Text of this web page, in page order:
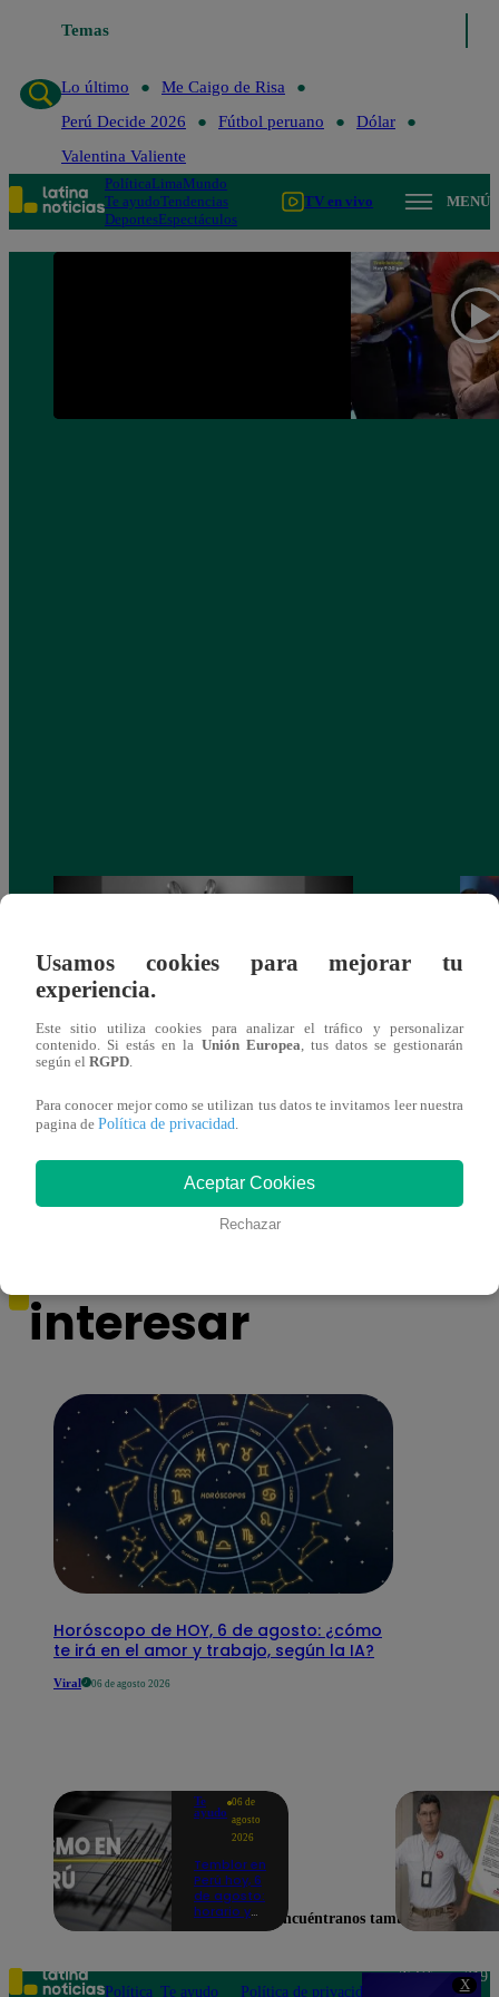
X
Temas
Lo último
Lo último
Me Caigo de Risa
Perú Decide 2026
Fútbol peruano
Dólar
Valentina Valiente
PolíticaLimaMundo
Te ayudoTendencias
DeportesEspectáculos
TV en vivo MENÚ
tras denunciar negligencia médica
2023
interesar
Horóscopo de HOY, 6 de agosto: ¿cómo
te irá en el amor y trabajo, según la IA?
Viral 06 de agosto 2026
Te
ayudo
06 de
agosto
2026
Temblor en
Perú hoy, 6
de agosto:
horario y
según IGP
Usamos cookies para mejorar tu
experiencia.
Este sitio utiliza cookies para analizar el tráfico y personalizar
contenido. Si estás en la Unión Europea , tus datos se gestionarán
según el RGPD
Para conocer mejor como se utilizan tus datos te invitamos leer nuestra
pagina de Política de privacidad
Aceptar Cookies
Rechazar
Encuéntranos también en
Política Te ayudo Política de privacidad
Teléfono: 219